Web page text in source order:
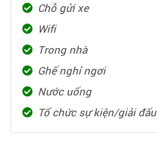
Chỗ gửi xe
Wifi
Trong nhà
Ghế nghỉ ngơi
Nước uống
Tổ chức sự kiện/giải đấu